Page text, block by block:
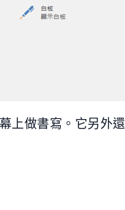
上做書寫。它另外